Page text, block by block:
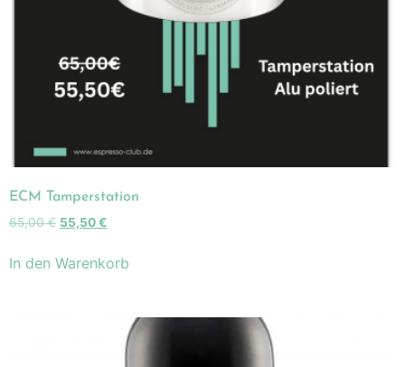
ECM Tamperstation
65,00€ 55,50€
In den Warenkorb